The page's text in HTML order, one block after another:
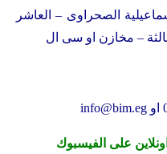
مصر الإسماعيلية الصحراوى – العاشر
– مخازن او سى ال
info@bim.eg
على الفيسبوك